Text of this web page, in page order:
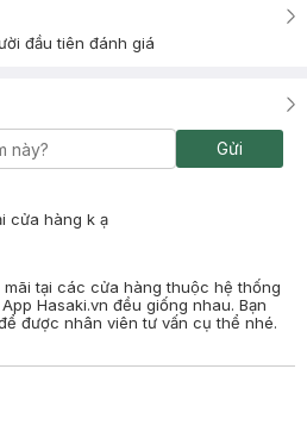
đầu tiên đánh giá
Gửi
cửa hàng k ạ
tại các cửa hàng thuộc hệ thống
Hasaki.vn đều giống nhau. Bạn
được nhân viên tư vấn cụ thể nhé.